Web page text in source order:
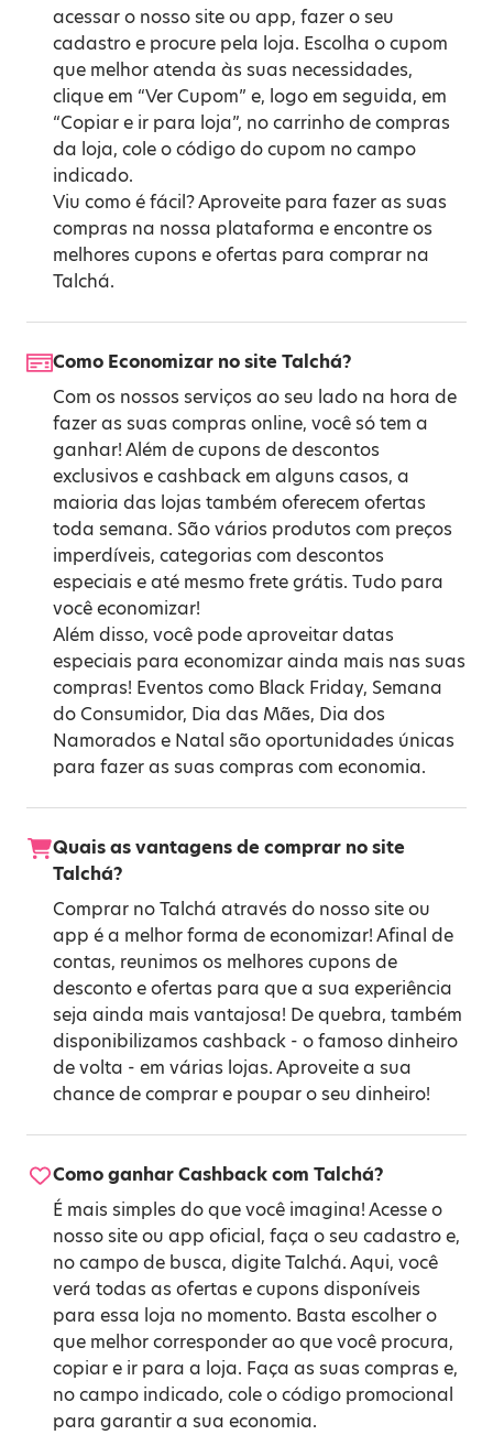
acessar o nosso site ou app, fazer o seu
cadastro e procure pela loja. Escolha o cupom
que melhor atenda às suas necessidades,
clique em “Ver Cupom” e, logo em seguida, em
“Copiar e ir para loja”, no carrinho de compras
da loja, cole o código do cupom no campo
indicado.
Viu como é fácil? Aproveite para fazer as suas
compras na nossa plataforma e encontre os
melhores cupons e ofertas para comprar na
Talchá.
Como Economizar no site Talchá?
Com os nossos serviços ao seu lado na hora de
fazer as suas compras online, você só tem a
ganhar! Além de cupons de descontos
exclusivos e cashback em alguns casos, a
maioria das lojas também oferecem ofertas
toda semana. São vários produtos com preços
imperdíveis, categorias com descontos
especiais e até mesmo frete grátis. Tudo para
você economizar!
Além disso, você pode aproveitar datas
especiais para economizar ainda mais nas suas
compras! Eventos como Black Friday, Semana
do Consumidor, Dia das Mães, Dia dos
Namorados e Natal são oportunidades únicas
para fazer as suas compras com economia.
Quais as vantagens de comprar no site
Talchá?
Comprar no Talchá através do nosso site ou
app é a melhor forma de economizar! Afinal de
contas, reunimos os melhores cupons de
desconto e ofertas para que a sua experiência
seja ainda mais vantajosa! De quebra, também
disponibilizamos cashback - o famoso dinheiro
de volta - em várias lojas. Aproveite a sua
chance de comprar e poupar o seu dinheiro!
Como ganhar Cashback com Talchá?
É mais simples do que você imagina! Acesse o
nosso site ou app oficial, faça o seu cadastro e,
no campo de busca, digite Talchá. Aqui, você
verá todas as ofertas e cupons disponíveis
para essa loja no momento. Basta escolher o
que melhor corresponder ao que você procura,
copiar e ir para a loja. Faça as suas compras e,
no campo indicado, cole o código promocional
para garantir a sua economia.